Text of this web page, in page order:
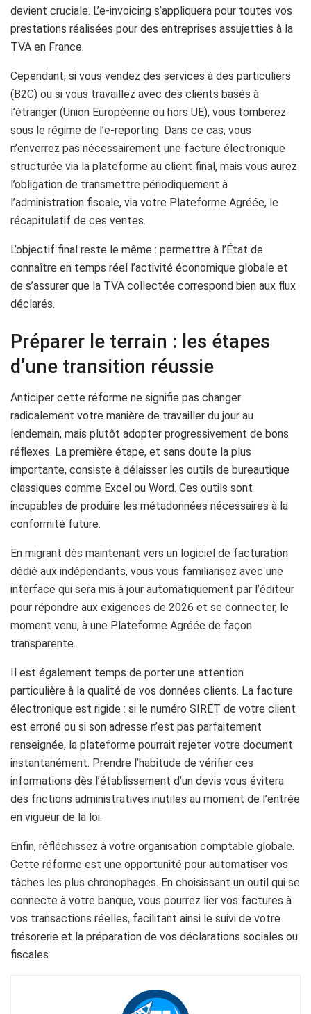
devient cruciale. L’e-invoicing s’appliquera pour toutes vos
prestations réalisées pour des entreprises assujetties à la
TVA en France.
Cependant, si vous vendez des services à des particuliers
(B2C) ou si vous travaillez avec des clients basés à
l’étranger (Union Européenne ou hors UE), vous tomberez
sous le régime de l’e-reporting. Dans ce cas, vous
n’enverrez pas nécessairement une facture électronique
structurée via la plateforme au client final, mais vous aurez
l’obligation de transmettre périodiquement à
l’administration fiscale, via votre Plateforme Agréée, le
récapitulatif de ces ventes.
L’objectif final reste le même : permettre à l’État de
connaître en temps réel l’activité économique globale et
de s’assurer que la TVA collectée correspond bien aux flux
déclarés.
Préparer le terrain : les étapes
d’une transition réussie
Anticiper cette réforme ne signifie pas changer
radicalement votre manière de travailler du jour au
lendemain, mais plutôt adopter progressivement de bons
réflexes. La première étape, et sans doute la plus
importante, consiste à délaisser les outils de bureautique
classiques comme Excel ou Word. Ces outils sont
incapables de produire les métadonnées nécessaires à la
conformité future.
En migrant dès maintenant vers un logiciel de facturation
dédié aux indépendants, vous vous familiarisez avec une
interface qui sera mis à jour automatiquement par l’éditeur
pour répondre aux exigences de 2026 et se connecter, le
moment venu, à une Plateforme Agréée de façon
transparente.
Il est également temps de porter une attention
particulière à la qualité de vos données clients. La facture
électronique est rigide : si le numéro SIRET de votre client
est erroné ou si son adresse n’est pas parfaitement
renseignée, la plateforme pourrait rejeter votre document
instantanément. Prendre l’habitude de vérifier ces
informations dès l’établissement d’un devis vous évitera
des frictions administratives inutiles au moment de l’entrée
en vigueur de la loi.
Enfin, réfléchissez à votre organisation comptable globale.
Cette réforme est une opportunité pour automatiser vos
tâches les plus chronophages. En choisissant un outil qui se
connecte à votre banque, vous pourrez lier vos factures à
vos transactions réelles, facilitant ainsi le suivi de votre
trésorerie et la préparation de vos déclarations sociales ou
fiscales.